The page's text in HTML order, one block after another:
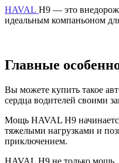
HAVAL H9 — это
идеальным компаньоном
Главные
Вы можете купить такое
сердца водителей своими
Мощь HAVAL H9
тяжелыми нагрузками и
приключением.
HAVAL H9 не только мощь,